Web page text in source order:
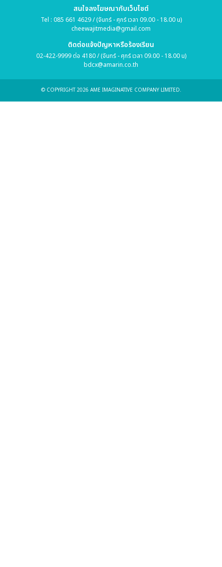
สนใจลงโฆษณากับเว็บไซต์
Tel : 085 661 4629 / (จันทร์ - ศุกร์ เวลา 09.00 - 18.00 น)
cheewajitmedia@gmail.com
ติดต่อแจ้งปัญหาหรือร้องเรียน
02-422-9999 ต่อ 4180 / (จันทร์ - ศุกร์ เวลา 09.00 - 18.00 น)
bdcx@amarin.co.th
© COPYRIGHT 2026 AME IMAGINATIVE COMPANY LIMITED.